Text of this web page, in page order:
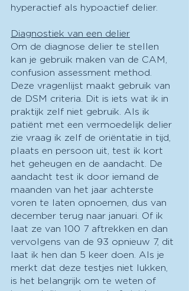
hyperactief als hypoactief delier.
Diagnostiek van een delier
Om de diagnose delier te stellen
kan je gebruik maken van de CAM,
confusion assessment method.
Deze vragenlijst maakt gebruik van
de DSM criteria. Dit is iets wat ik in
praktijk zelf niet gebruik. Als ik
patiënt met een vermoedelijk delier
zie vraag ik zelf de oriëntatie in tijd,
plaats en persoon uit, test ik kort
het geheugen en de aandacht. De
aandacht test ik door iemand de
maanden van het jaar achterste
voren te laten opnoemen, dus van
december terug naar januari. Of ik
laat ze van 100 7 aftrekken en dan
vervolgens van de 93 opnieuw 7, dit
laat ik hen dan 5 keer doen. Als je
merkt dat deze testjes niet lukken,
is het belangrijk om te weten of